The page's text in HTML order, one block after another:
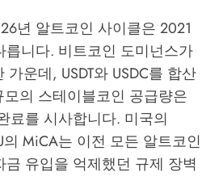
년 알트코인 사이클은 2021
릅니다. 비트코인 도미넌스가
운데, USDT와 USDC를 합산
의 스테이블코인 공급량은
료를 시사합니다. 미국의
의 MiCA는 이전 모든 알트코인
유입을 억제했던 규제 장벽